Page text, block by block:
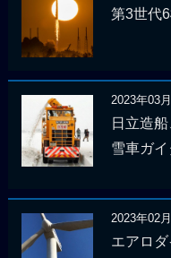
第3世代
2023年03
日立造
雪車ガ
2023年02
エアロ